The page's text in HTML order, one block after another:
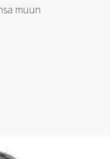
muun